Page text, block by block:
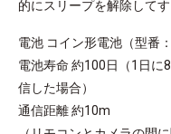
的にスリープを解除して
電池 コイン形電池（型番：
電池寿命 約100日（1日に
信した場合）
通信距離 約10m